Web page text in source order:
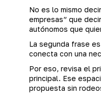
No es lo mismo
empresas” que
autónomos que
La segunda frase
conecta con una
Por eso, revisa el
principal. Ese
propuesta sin